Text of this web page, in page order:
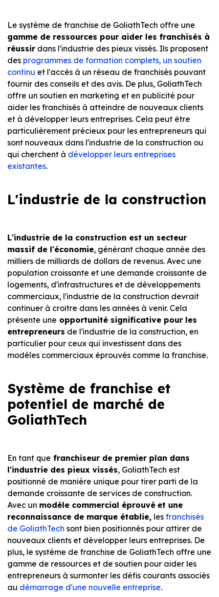
Le système de franchise de GoliathTech offre une
gamme de ressources pour aider les franchisés à
réussir dans l'industrie des pieux vissés. Ils proposent
des programmes de formation complets, un soutien
continu et l'accès à un réseau de franchisés pouvant
fournir des conseils et des avis. De plus, GoliathTech
offre un soutien en marketing et en publicité pour
aider les franchisés à atteindre de nouveaux clients
et à développer leurs entreprises. Cela peut être
particulièrement précieux pour les entrepreneurs qui
sont nouveaux dans l'industrie de la construction ou
qui cherchent à développer leurs entreprises
existantes.
L'industrie de la construction
L'industrie de la construction est un secteur
massif de l'économie, générant chaque année des
milliers de milliards de dollars de revenus. Avec une
population croissante et une demande croissante de
logements, d'infrastructures et de développements
commerciaux, l'industrie de la construction devrait
continuer à croître dans les années à venir. Cela
présente une opportunité significative pour les
entrepreneurs de l'industrie de la construction, en
particulier pour ceux qui investissent dans des
modèles commerciaux éprouvés comme la franchise.
Système de franchise et
potentiel de marché de
GoliathTech
En tant que franchiseur de premier plan dans
l'industrie des pieux vissés, GoliathTech est
positionné de manière unique pour tirer parti de la
demande croissante de services de construction.
Avec un modèle commercial éprouvé et une
reconnaissance de marque établie, les franchisés
de GoliathTech sont bien positionnés pour attirer de
nouveaux clients et développer leurs entreprises. De
plus, le système de franchise de GoliathTech offre une
gamme de ressources et de soutien pour aider les
entrepreneurs à surmonter les défis courants associés
au démarrage d'une nouvelle entreprise.